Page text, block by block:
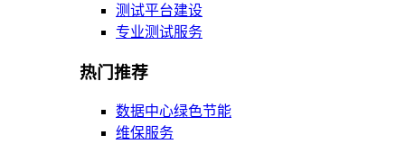
测试平台建设
专业测试服务
热门推荐
数据中心绿色节能
维保服务